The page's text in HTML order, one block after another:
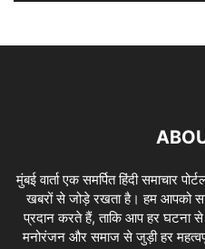
मुंबई वार्ता एक समर्पित हिंदी समाचार
खबरों से जोड़े रखता है। हम आपको
प्रदान करते हैं, ताकि आप हर घटना
मनोरंजन और समाज से जुड़ी हर